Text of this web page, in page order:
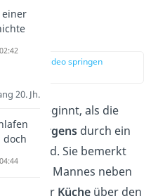
—
zur Stelle im Video springen
beginnt, als die
Uhr morgens durch ein
wird. Sie bemerkt
ihres Mannes neben
ihn in der Küche über den
einer
20. Jh.
doch